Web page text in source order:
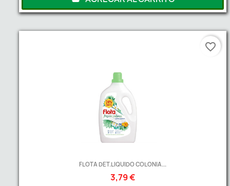
FLOTA DET.LIQUIDO COLONIA...
3,79 €
favorite_border